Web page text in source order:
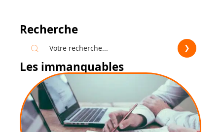
Recherche
Les immanquables